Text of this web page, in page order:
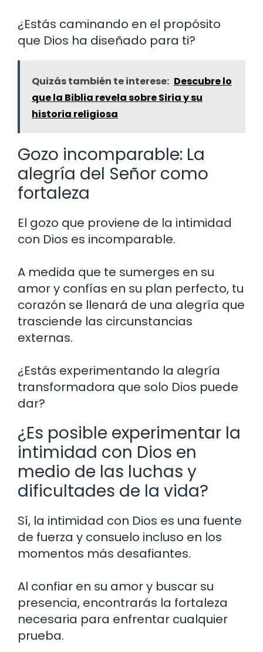
¿Estás caminando en el propósito
que Dios ha diseñado para ti?
Quizás también te interese: Descubre lo
que la Biblia revela sobre Siria y su
historia religiosa
Gozo incomparable: La
alegría del Señor como
fortaleza
El gozo que proviene de la intimidad
con Dios es incomparable.
A medida que te sumerges en su
amor y confías en su plan perfecto, tu
corazón se llenará de una alegría que
trasciende las circunstancias
externas.
¿Estás experimentando la alegría
transformadora que solo Dios puede
dar?
¿Es posible experimentar la
intimidad con Dios en
medio de las luchas y
dificultades de la vida?
Sí, la intimidad con Dios es una fuente
de fuerza y consuelo incluso en los
momentos más desafiantes.
Al confiar en su amor y buscar su
presencia, encontrarás la fortaleza
necesaria para enfrentar cualquier
prueba.